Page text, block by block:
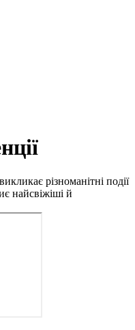
різноманітні події
найсвіжіші й